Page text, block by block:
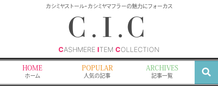
カシミヤストール・カシミヤマフラーの魅力にフォーカス
C.I.C
CASHMERE ITEM COLLECTION
HOME
ホーム
POPULAR
人気の記事
ARCHIVES
記事一覧
索